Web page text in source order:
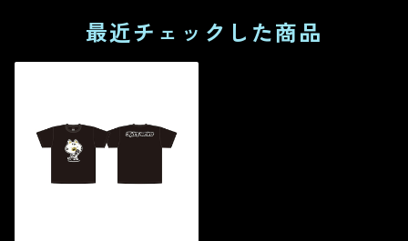
最近チェックした商品